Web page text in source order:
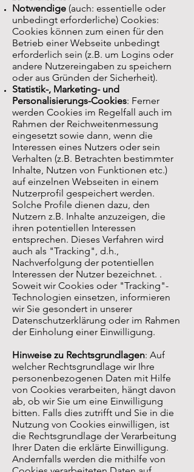
Notwendige (auch: essentielle oder
unbedingt erforderliche) Cookies:
Cookies können zum einen für den
Betrieb einer Webseite unbedingt
erforderlich sein (z.B. um Logins oder
andere Nutzereingaben zu speichern
oder aus Gründen der Sicherheit).
Statistik-, Marketing- und
Personalisierungs-Cookies: Ferner
werden Cookies im Regelfall auch im
Rahmen der Reichweitenmessung
eingesetzt sowie dann, wenn die
Interessen eines Nutzers oder sein
Verhalten (z.B. Betrachten bestimmter
Inhalte, Nutzen von Funktionen etc.)
auf einzelnen Webseiten in einem
Nutzerprofil gespeichert werden.
Solche Profile dienen dazu, den
Nutzern z.B. Inhalte anzuzeigen, die
ihren potentiellen Interessen
entsprechen. Dieses Verfahren wird
auch als "Tracking", d.h.,
Nachverfolgung der potentiellen
Interessen der Nutzer bezeichnet. .
Soweit wir Cookies oder "Tracking"-
Technologien einsetzen, informieren
wir Sie gesondert in unserer
Datenschutzerklärung oder im Rahmen
der Einholung einer Einwilligung.
Hinweise zu Rechtsgrundlagen: Auf
welcher Rechtsgrundlage wir Ihre
personenbezogenen Daten mit Hilfe
von Cookies verarbeiten, hängt davon
ab, ob wir Sie um eine Einwilligung
bitten. Falls dies zutrifft und Sie in die
Nutzung von Cookies einwilligen, ist
die Rechtsgrundlage der Verarbeitung
Ihrer Daten die erklärte Einwilligung.
Andernfalls werden die mithilfe von